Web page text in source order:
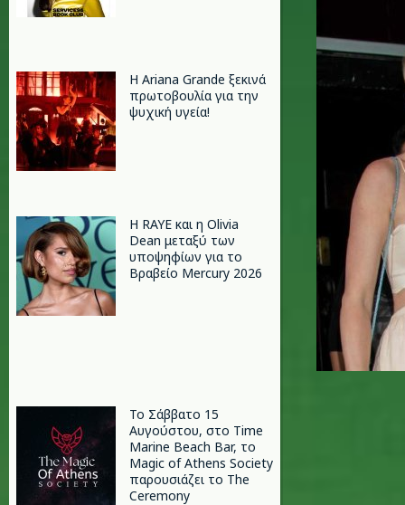
Η Ariana Grande ξεκινά
πρωτοβουλία για την
ψυχική υγεία!
Η RAYE και η Olivia
Dean μεταξύ των
υποψηφίων για το
Βραβείο Mercury 2026
Το Σάββατο 15
Αυγούστου, στο Time
Marine Beach Bar, το
Magic of Athens Society
παρουσιάζει το The
Ceremony